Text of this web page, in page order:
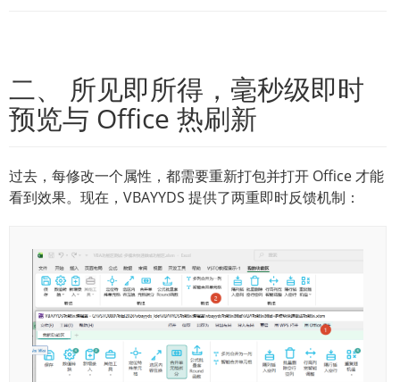
二、 所见即所得，毫秒级即时
预览与 Office 热刷新
过去，每修改一个属性，都需要重新打包并打开 Office 才能
看到效果。现在，VBAYYDS 提供了两重即时反馈机制：